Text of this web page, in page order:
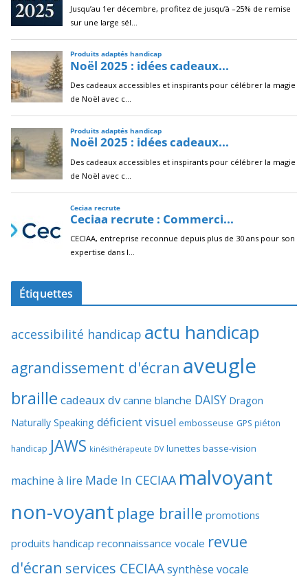
Étiquettes
accessibilité handicap actu handicap
agrandissement d'écran aveugle
braille cadeaux dv canne blanche DAISY Dragon
Naturally Speaking déficient visuel embosseuse GPS piéton
handicap JAWS kinésithérapeute DV lunettes basse-vision
machine à lire Made In CECIAA malvoyant
non-voyant plage braille promotions
produits handicap reconnaissance vocale revue
d'écran services CECIAAsynthèse vocale